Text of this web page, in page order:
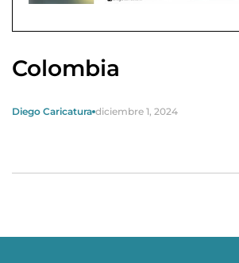
Colombia
Diego Caricatura diciembre 1, 2024